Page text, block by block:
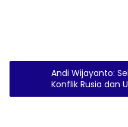
Andi Wijayanto:
Konflik Rusia dan